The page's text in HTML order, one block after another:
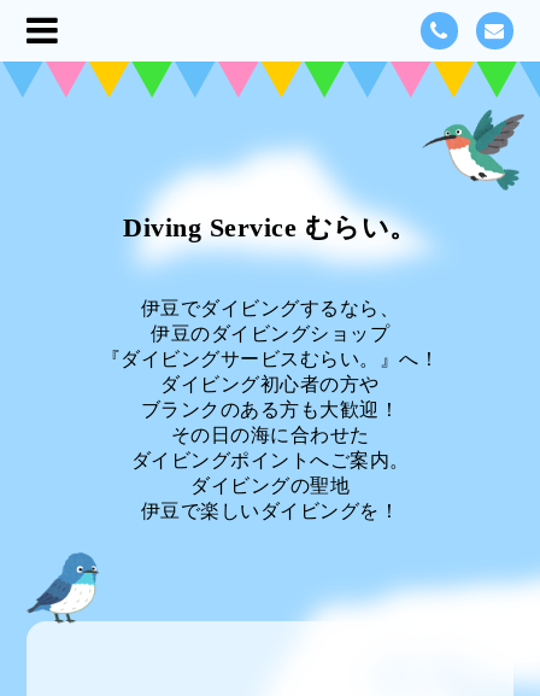
Diving Service むらい。
伊豆でダイビングするなら、
伊豆のダイビングショップ
『ダイビングサービスむらい。』へ！
ダイビング初心者の方や
ブランクのある方も大歓迎！
その日の海に合わせた
ダイビングポイントへご案内。
ダイビングの聖地
伊豆で楽しいダイビングを！